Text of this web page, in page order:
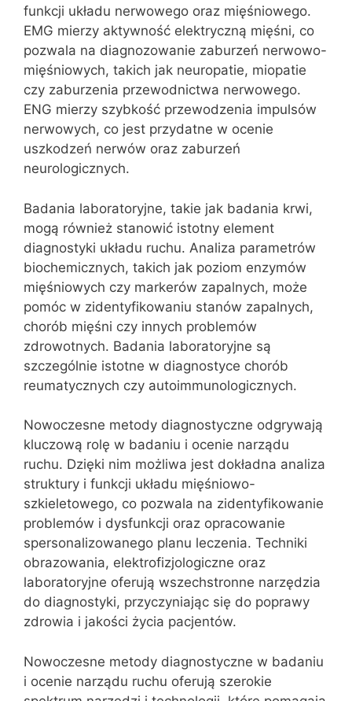
funkcji układu nerwowego oraz mięśniowego.
EMG mierzy aktywność elektryczną mięśni, co
pozwala na diagnozowanie zaburzeń nerwowo-
mięśniowych, takich jak neuropatie, miopatie
czy zaburzenia przewodnictwa nerwowego.
ENG mierzy szybkość przewodzenia impulsów
nerwowych, co jest przydatne w ocenie
uszkodzeń nerwów oraz zaburzeń
neurologicznych.
Badania laboratoryjne, takie jak badania krwi,
mogą również stanowić istotny element
diagnostyki układu ruchu. Analiza parametrów
biochemicznych, takich jak poziom enzymów
mięśniowych czy markerów zapalnych, może
pomóc w zidentyfikowaniu stanów zapalnych,
chorób mięśni czy innych problemów
zdrowotnych. Badania laboratoryjne są
szczególnie istotne w diagnostyce chorób
reumatycznych czy autoimmunologicznych.
Nowoczesne metody diagnostyczne odgrywają
kluczową rolę w badaniu i ocenie narządu
ruchu. Dzięki nim możliwa jest dokładna analiza
struktury i funkcji układu mięśniowo-
szkieletowego, co pozwala na zidentyfikowanie
problemów i dysfunkcji oraz opracowanie
spersonalizowanego planu leczenia. Techniki
obrazowania, elektrofizjologiczne oraz
laboratoryjne oferują wszechstronne narzędzia
do diagnostyki, przyczyniając się do poprawy
zdrowia i jakości życia pacjentów.
Nowoczesne metody diagnostyczne w badaniu
i ocenie narządu ruchu oferują szerokie